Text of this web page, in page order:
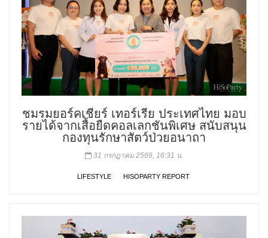
ชมรมยอร์คเชียร์ เทอร์เรีย ประเทศไทย มอบ
รายได้จากเสื้อยืดคอลเลกชันพิเศษ สนับสนุน
กองทุนรักษาสัตว์ป่วยอนาถา
31 กรกฎาคม 2569, 16:31 น.
LIFESTYLE HISOPARTY REPORT